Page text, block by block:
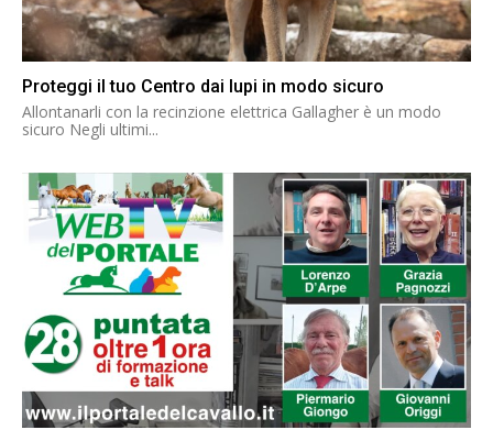
Proteggi il tuo Centro dai lupi in modo sicuro
Allontanarli con la recinzione elettrica Gallagher è un modo
sicuro Negli ultimi...